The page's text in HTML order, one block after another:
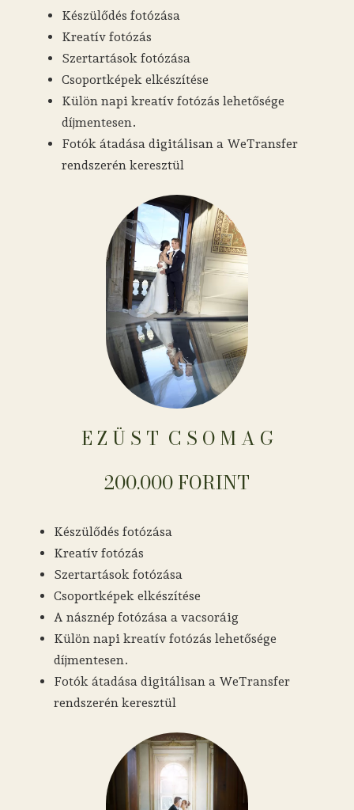
Készülődés fotózása
Kreatív fotózás
Szertartások fotózása
Csoportképek elkészítése
Külön napi kreatív fotózás lehetősége
díjmentesen.
Fotók átadása digitálisan a WeTransfer
rendszerén keresztül
E Z Ü S T ​​​​​​​​​​​​​​​​​​ C S O M A G
200.000 FORINT
Készülődés fotózása
Kreatív fotózás
Szertartások fotózása
Csoportképek elkészítése
A násznép fotózása a vacsoráig
Külön napi kreatív fotózás lehetősége
díjmentesen.
Fotók átadása digitálisan a WeTransfer
rendszerén keresztül